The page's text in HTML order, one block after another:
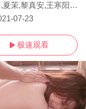
真安,王寒阳,李觅尔,张亚奇,周卓,昆仑
07-23
 极速观看